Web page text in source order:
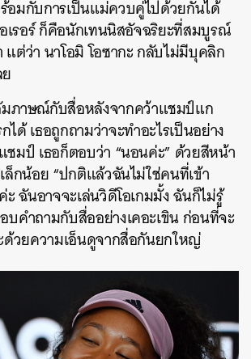
อมกับการเป็นแม่ควบคู่ไปด้วยกันได้
อเรอร์ ก็คือนักเทนนิสอัจฉริยะที่สมบูรณ์
ต่ว่า นาโอมิ โอซากะ กลับไม่มีบุคลิก
มภาษณ์กับสื่อหลังจากคว้าแชมป์แก
ด้ เธอถูกถามว่าจะทำอะไรเป็นอย่าง
ชมป์ เธอก็ตอบว่า “นอนค่ะ” ด้วยสีหน้า
ล็กน้อย “ปกติแล้วฉันไม่ใช่คนที่เข้า
ะ ฉันอาจจะเล่นวิดีโอเกมมั้ง ฉันก็ไม่รู้
บคำถามกับสื่ออย่างเคอะเขิน ก่อนที่จะ
ด้วยความเอ็นดูจากสื่อกันยกใหญ่
TWEET LINE EMAIL